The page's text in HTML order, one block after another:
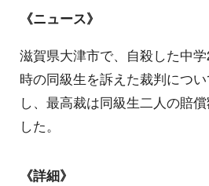
《ニュース》
滋賀県大津市で、自殺した中
時の同級生を訴えた裁判につ
し、最高裁は同級生二人の賠
した。
《詳細》